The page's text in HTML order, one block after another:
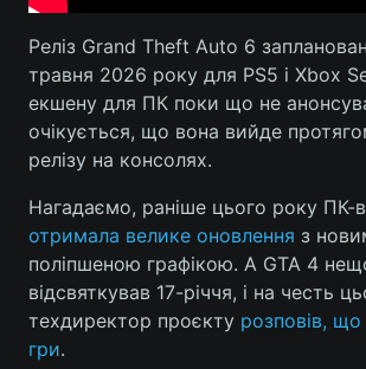
Реліз Grand Theft Auto 6
травня 2026 року для PS5 і Xbox
екшену для ПК поки що не
очікується, що вона вийде
релізу на консолях.
Нагадаємо, раніше цього року ПК-
отримала велике оновлення з
поліпшеною графікою. А GTA 4
відсвяткував 17-річчя, і на честь
техдиректор проєкту розповів, що
гри.